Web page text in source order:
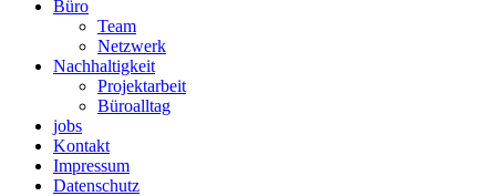
Büro
Team
Netzwerk
Nachhaltigkeit
Projektarbeit
Büroalltag
jobs
Kontakt
Impressum
Datenschutz